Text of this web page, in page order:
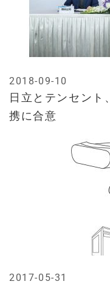
日立とテンセント
携に合意
2018-09-10
2017-05-31